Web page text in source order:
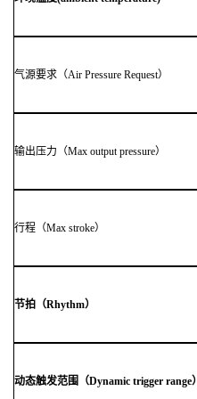
气源要求（Air Pressure Request）
输出压力（Max output pressure）
行程（Max stroke）
节拍（Rhythm）
动态触发范围（Dynamic trigger range）